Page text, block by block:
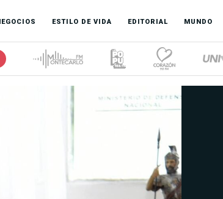
ESTILO DE VIDA EDITORIAL MUNDO